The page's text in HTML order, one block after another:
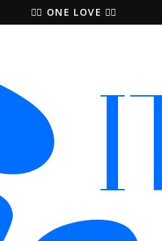
🚵‍♀️ ONE LOVE 🚴‍♀️